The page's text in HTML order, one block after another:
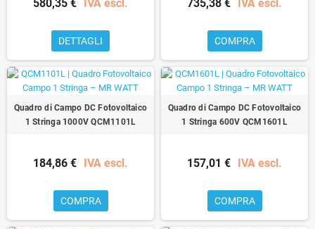
580,35 € IVA escl.
DETTAGLI
735,38 € IVA escl.
COMPRA
Quadro di Campo DC Fotovoltaico
1 Stringa 1000V QCM1101L
184,86 € IVA escl.
COMPRA
Quadro di Campo DC Fotovoltaico
1 Stringa 600V QCM1601L
157,01 € IVA escl.
COMPRA